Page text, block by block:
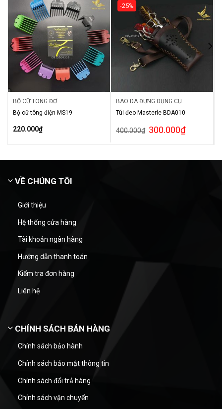
BỘ CỮ TÔNG ĐƠ
Bộ cữ tông điện MS19
220.000₫
-25%
BAO DA ĐỰNG DỤNG CỤ
Túi đeo Masterle BDA010
400.000₫ 300.000₫
VỀ CHÚNG TÔI
Giới thiệu
Hệ thống cửa hàng
Tài khoản ngân hàng
Hướng dẫn thanh toán
Kiểm tra đơn hàng
Liên hệ
CHÍNH SÁCH BÁN HÀNG
Chính sách bảo hành
Chính sách bảo mật thông tin
Chính sách đổi trả hàng
Chính sách vận chuyển